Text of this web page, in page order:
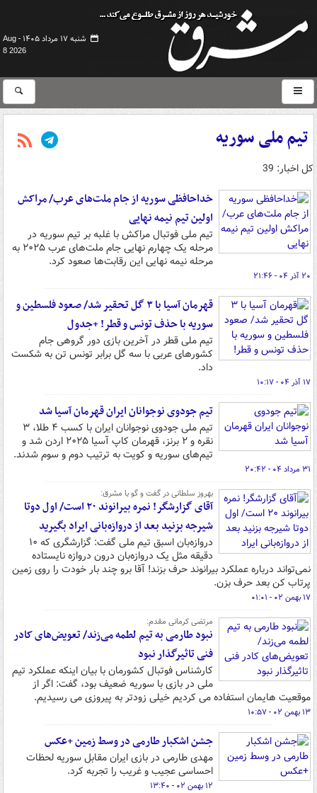
شنبه ۱۷ مرداد ۱۴۰۵ -
Aug
8 2026
تیم ملی سوریه
کل اخبار: 39
خداحافظی سوریه از جام ملت‌های عرب/ مراکش
اولین تیم نیمه نهایی
تیم ملی فوتبال مراکش با غلبه بر تیم سوریه در
مرحله یک چهارم نهایی جام ملت‌های عرب ۲۰۲۵ به
مرحله نیمه نهایی این رقابت‌ها صعود کرد.
۲۰ آذر ۰۴ - ۲۱:۴۶
قهرمان آسیا با ۳ گل تحقیر شد/ صعود فلسطین و
سوریه با حذف تونس و قطر! +جدول
تیم ملی قطر در آخرین بازی دور گروهی جام
کشورهای عربی با سه گل برابر تونس تن به شکست
داد.
۱۷ آذر ۰۴ - ۱۰:۱۷
تیم جودوی نوجوانان ایران قهرمان آسیا شد
تیم ملی جودوی نوجوانان ایران با کسب ۴ طلا، ۳
نقره و ۲ برنز، قهرمان کاپ آسیا ۲۰۲۵ اردن شد و
تیم‌های سوریه و کویت به ترتیب دوم و سوم شدند.
۳۱ مرداد ۰۴ - ۲۰:۴۲
بهروز سلطانی در گفت و گو با مشرق:
آقای گزارشگر! نمره بیرانوند ۲۰ است/ اول دوتا
شیرجه بزنید بعد از دروازه‌بانی ایراد بگیرید
دروازه‌بان اسبق تیم ملی گفت: گزارشگری که ۱۰
دقیقه مثل یک دروازه‌بان درون دروازه نایستاده
نمی‌تواند درباره عملکرد بیرانوند حرف بزند! آقا برو چند بار خودت را روی زمین
پرتاب کن بعد حرف بزن.
۱۷ بهمن ۰۲ - ۰۱:۰۱
مرتضی کرمانی مقدم:
نبود طارمی به تیم لطمه می‌زند/ تعویض‌های کادر
فنی تاثیرگذار نبود
کارشناس فوتبال کشورمان با بیان اینکه عملکرد تیم
ملی در بازی با سوریه ضعیف بود، گفت: اگر از
موقعیت هایمان استفاده می کردیم خیلی زودتر به پیروزی می رسیدیم.
۱۳ بهمن ۰۲ - ۱۰:۵۷
جشن اشکبار طارمی در وسط زمین +عکس
مهدی طارمی در بازی ایران مقابل سوریه لحظات
احساسی عجیب و غریب را تجربه کرد.
۱۲ بهمن ۰۲ - ۱۳:۴۰